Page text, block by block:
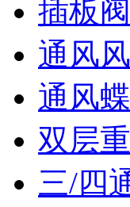
插板
通风
通风
双层
三/四